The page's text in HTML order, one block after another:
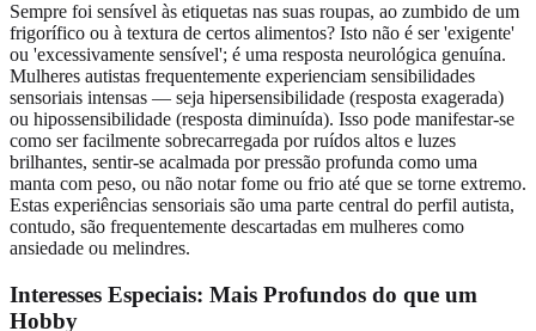
Sempre foi sensível às etiquetas nas suas roupas, ao zumbido de um
frigorífico ou à textura de certos alimentos? Isto não é ser 'exigente'
ou 'excessivamente sensível'; é uma resposta neurológica genuína.
Mulheres autistas frequentemente experienciam sensibilidades
sensoriais intensas — seja hipersensibilidade (resposta exagerada)
ou hipossensibilidade (resposta diminuída). Isso pode manifestar-se
como ser facilmente sobrecarregada por ruídos altos e luzes
brilhantes, sentir-se acalmada por pressão profunda como uma
manta com peso, ou não notar fome ou frio até que se torne extremo.
Estas experiências sensoriais são uma parte central do perfil autista,
contudo, são frequentemente descartadas em mulheres como
ansiedade ou melindres.
Interesses Especiais: Mais Profundos do que um
Hobby